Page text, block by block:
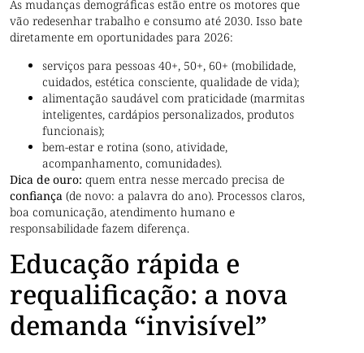
As mudanças demográficas estão entre os motores que
vão redesenhar trabalho e consumo até 2030. Isso bate
diretamente em oportunidades para 2026:
serviços para pessoas 40+, 50+, 60+ (mobilidade,
cuidados, estética consciente, qualidade de vida);
alimentação saudável com praticidade (marmitas
inteligentes, cardápios personalizados, produtos
funcionais);
bem-estar e rotina (sono, atividade,
acompanhamento, comunidades).
Dica de ouro: quem entra nesse mercado precisa de
confiança (de novo: a palavra do ano). Processos claros,
boa comunicação, atendimento humano e
responsabilidade fazem diferença.
Educação rápida e
requalificação: a nova
demanda “invisível”